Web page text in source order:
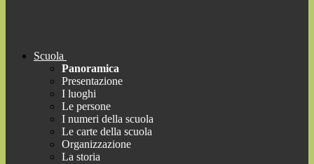
Scuola
Panoramica
Presentazione
I luoghi
Le persone
I numeri della scuola
Le carte della scuola
Organizzazione
La storia